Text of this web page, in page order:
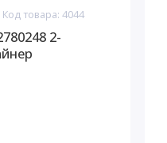
Код товара: 4044